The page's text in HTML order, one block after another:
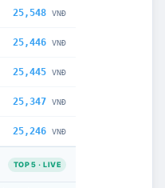
25,548 VNĐ
25,446 VNĐ
25,445 VNĐ
25,347 VNĐ
25,246 VNĐ
TOP 5 · LIVE